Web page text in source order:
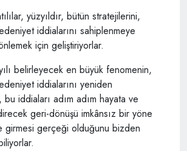
yüzyıldır, bütün stratejilerini,
iddialarını sahiplenmeye
için geliştiriyorlar.
belirleyecek en büyük fenomenin,
iddialarını yeniden
iddiaları adım adım hayata ve
geri-dönüşü imkânsız bir yöne
girmesi gerçeği olduğunu bizden